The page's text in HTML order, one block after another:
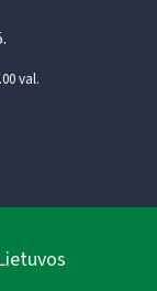
val.